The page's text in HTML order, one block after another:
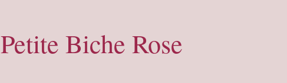
Petite Biche Rose